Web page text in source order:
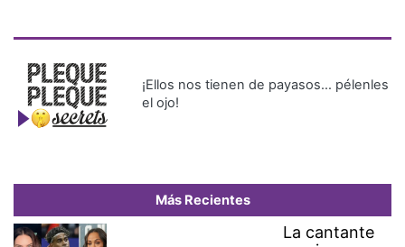
¡Ellos nos tienen de payasos… pélenles
el ojo!
Más Recientes
La cantante